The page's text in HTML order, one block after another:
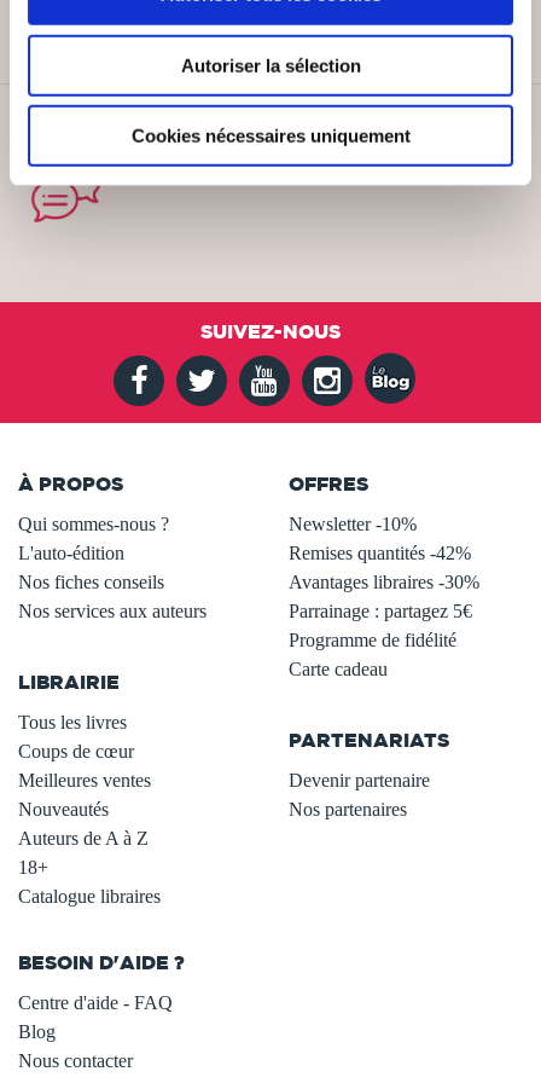
Autoriser la sélection
Cookies nécessaires uniquement
SERVICE CLIENT
Lundi au vendredi, 10-12h / 14-16h
SUIVEZ-NOUS
À PROPOS
Qui sommes-nous ?
L'auto-édition
Nos fiches conseils
Nos services aux auteurs
LIBRAIRIE
Tous les livres
Coups de cœur
Meilleures ventes
Nouveautés
Auteurs de A à Z
18+
Catalogue libraires
OFFRES
Newsletter -10%
Remises quantités -42%
Avantages libraires -30%
Parrainage : partagez 5€
Programme de fidélité
Carte cadeau
PARTENARIATS
Devenir partenaire
Nos partenaires
BESOIN D'AIDE ?
Centre d'aide - FAQ
Blog
Nous contacter